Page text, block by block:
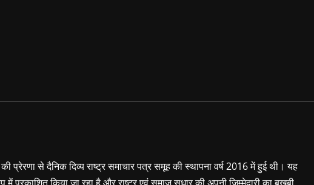
की प्रेरणा से दैनिक दिव्य राष्ट्र समाचार पत्र समूह की स्थापना वर्ष 2016 में हुई थी। यह